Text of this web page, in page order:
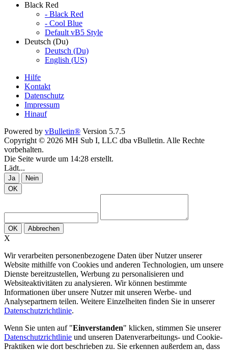
Black Red
- Black Red
- Cool Blue
Default vB5 Style
Deutsch (Du)
Deutsch (Du)
English (US)
Hilfe
Kontakt
Datenschutz
Impressum
Hinauf
Powered by vBulletin® Version 5.7.5
Copyright © 2026 MH Sub I, LLC dba vBulletin. Alle Rechte
vorbehalten.
Die Seite wurde um 14:28 erstellt.
Lädt...
Ja
Nein
OK
OK Abbrechen
X
Wir verarbeiten personenbezogene Daten über Nutzer unserer
Website mithilfe von Cookies und anderen Technologien, um unsere
Dienste bereitzustellen, Werbung zu personalisieren und
Websiteaktivitäten zu analysieren. Wir können bestimmte
Informationen über unsere Nutzer mit unseren Werbe- und
Analysepartnern teilen. Weitere Einzelheiten finden Sie in unserer
Datenschutzrichtlinie.
Wenn Sie unten auf "Einverstanden" klicken, stimmen Sie unserer
Datenschutzrichtlinie und unseren Datenverarbeitungs- und Cookie-
Praktiken wie dort beschrieben zu. Sie erkennen außerdem an, dass